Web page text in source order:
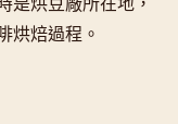
烘焙過程。